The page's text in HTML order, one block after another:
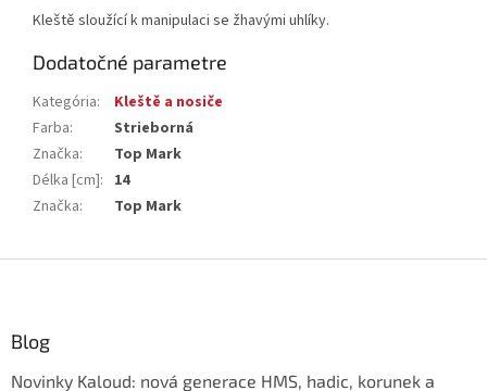
Kleště sloužící k manipulaci se žhavými uhlíky.
Dodatočné parametre
Kategória:
Kleště a nosiče
Farba:
Strieborná
Značka:
Top Mark
Délka [cm]: 14
Značka: Top Mark
Blog
Novinky Kaloud: nová generace HMS, hadic, korunek a